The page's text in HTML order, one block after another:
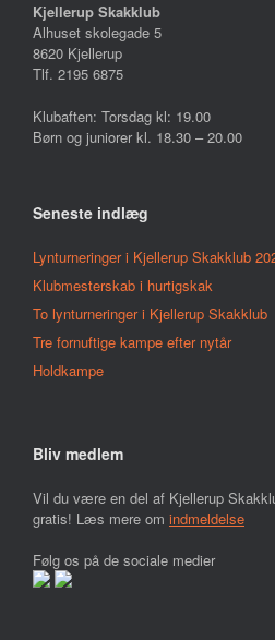
Kjellerup Skakklub
Alhuset skolegade 5
8620 Kjellerup
Tlf. 2195 6875
Klubaften: Torsdag kl: 19.00
Børn og juniorer kl. 18.30 – 20.00
Seneste indlæg
Lynturneringer i Kjellerup Skakklub
Klubmesterskab i hurtigskak
To lynturneringer i Kjellerup Skakklub
Tre fornuftige kampe efter nytår
Holdkampe
Bliv medlem
Vil du være en del af Kjellerup
gratis! Læs mere om indmeldelse
Følg os på de sociale medier